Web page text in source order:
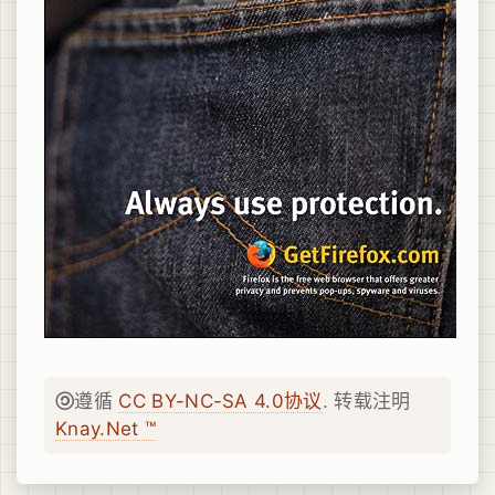
遵循 CC BY-NC-SA 4.0协议. 转载注明
Knay.Net ™